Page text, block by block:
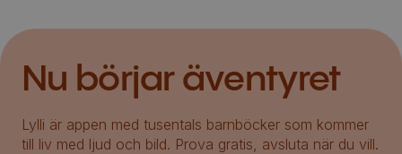
Nu börjar äventyret
Lylli är appen med tusentals barnböcker som kommer
till liv med ljud och bild. Prova gratis, avsluta när du vill.